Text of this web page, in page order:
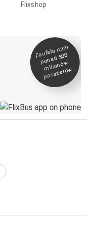
Flixshop
Zaufało na
m
ponad 500
milionó
w
pasażeró
w